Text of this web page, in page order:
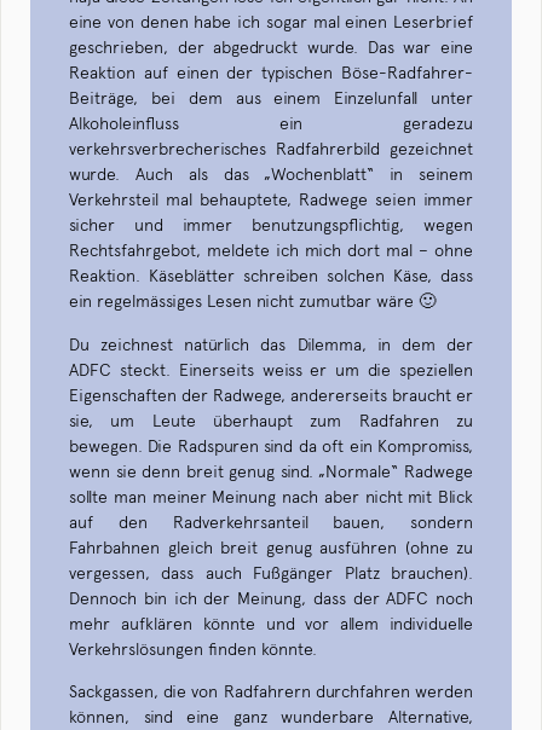
eine von denen habe ich sogar mal einen Leserbrief
geschrieben, der abgedruckt wurde. Das war eine
Reaktion auf einen der typischen Böse-Radfahrer-
Beiträge, bei dem aus einem Einzelunfall unter
Alkoholeinfluss ein geradezu
verkehrsverbrecherisches Radfahrerbild gezeichnet
wurde. Auch als das „Wochenblatt“ in seinem
Verkehrsteil mal behauptete, Radwege seien immer
sicher und immer benutzungspflichtig, wegen
Rechtsfahrgebot, meldete ich mich dort mal – ohne
Reaktion. Käseblätter schreiben solchen Käse, dass
ein regelmässiges Lesen nicht zumutbar wäre 🙂
Du zeichnest natürlich das Dilemma, in dem der
ADFC steckt. Einerseits weiss er um die speziellen
Eigenschaften der Radwege, andererseits braucht er
sie, um Leute überhaupt zum Radfahren zu
bewegen. Die Radspuren sind da oft ein Kompromiss,
wenn sie denn breit genug sind. „Normale“ Radwege
sollte man meiner Meinung nach aber nicht mit Blick
auf den Radverkehrsanteil bauen, sondern
Fahrbahnen gleich breit genug ausführen (ohne zu
vergessen, dass auch Fußgänger Platz brauchen).
Dennoch bin ich der Meinung, dass der ADFC noch
mehr aufklären könnte und vor allem individuelle
Verkehrslösungen finden könnte.
Sackgassen, die von Radfahrern durchfahren werden
können, sind eine ganz wunderbare Alternative,